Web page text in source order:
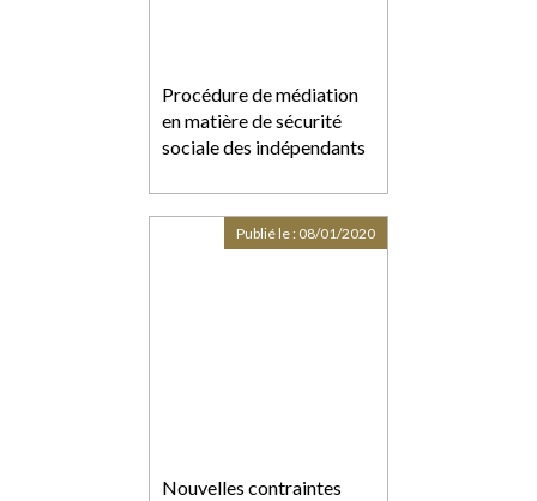
Procédure de médiation
en matière de sécurité
sociale des indépendants
Nouvelles contraintes
Publié le : 08/01/2020